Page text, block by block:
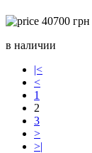
40700 грн
в наличии
|<
<
1
2
3
>
>|